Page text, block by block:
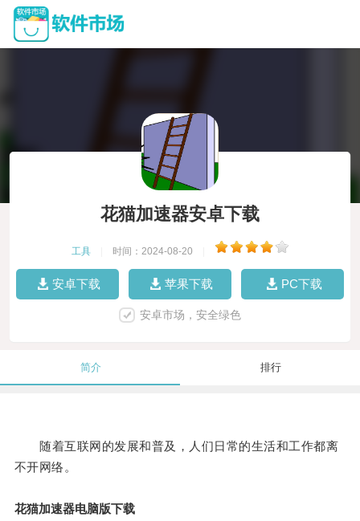
花猫加速器安卓下载
工具 时间：2024-08-20
安卓下载 苹果下载 PC下载
安卓市场，安全绿色
简介 排行
随着互联网的发展和普及，人们日常的生活和工作都离
不开网络。
花猫加速器电脑版下载